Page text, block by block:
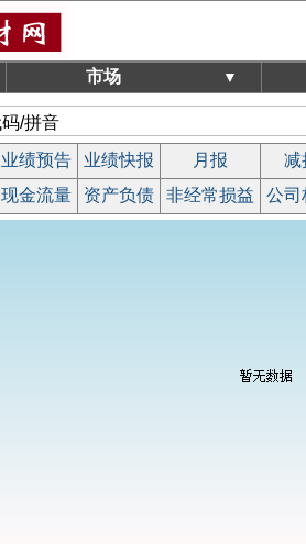
市场 ▼
业绩预告 业绩快报 月报
减
现金流量 资产负债 非经常损益 公司